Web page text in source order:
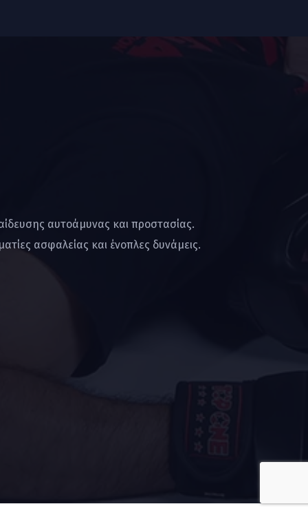
αυτοάμυνας και προστασίας.
ασφαλείας και ένοπλες δυνάμεις.